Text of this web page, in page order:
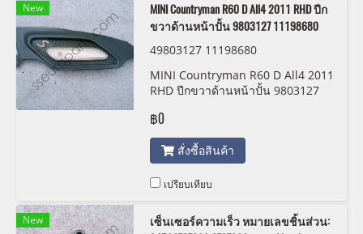
New
MINI Countryman R60 D All4 2011 RHD ปีก
ขวาด้านหน้าปั้น 9803127 11198680
49803127 11198680
MINI Countryman R60 D All4 2011
RHD ปีกขวาด้านหน้าปั้น 9803127
฿0
สั่งซื้อสินค้า
เปรียบเทียบ
New
เซ็นเซอร์ความเร็ว หมายเลขชิ้นส่วน: